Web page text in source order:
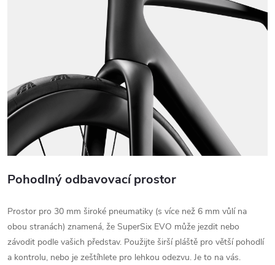
Pohodlný odbavovací prostor
Prostor pro 30 mm široké pneumatiky (s více než 6 mm vůlí na
obou stranách) znamená, že SuperSix EVO může jezdit nebo
závodit podle vašich představ. Použijte širší pláště pro větší pohodlí
a kontrolu, nebo je zeštíhlete pro lehkou odezvu. Je to na vás.